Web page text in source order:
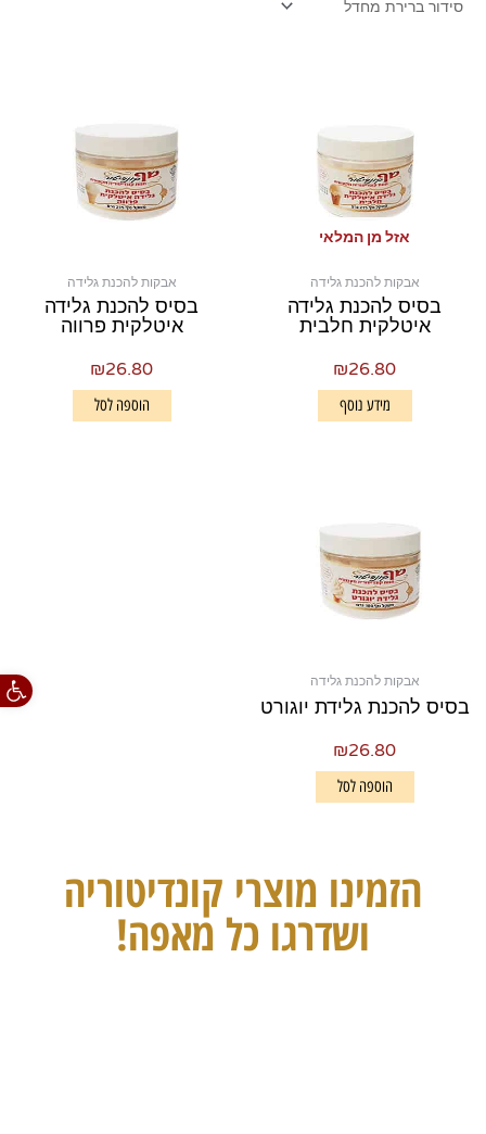
פתח
אזל מן המלאי
אבקות להכנת גלידה
בסיס להכנת גלידה
איטלקית חלבית
₪26.80
מידע נוסף
אבקות להכנת גלידה
בסיס להכנת גלידה
איטלקית פרווה
₪26.80
הוספה לסל
אבקות להכנת גלידה
בסיס להכנת גלידת יוגורט
₪26.80
הוספה לסל
הזמינו מוצרי קונדיטוריה
ושדרגו כל מאפה!